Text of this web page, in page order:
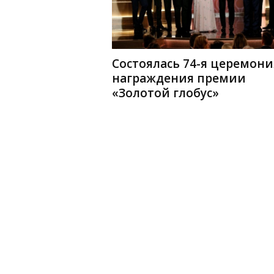
Состоялась 74-я
награждения премии
«Золотой глобус»